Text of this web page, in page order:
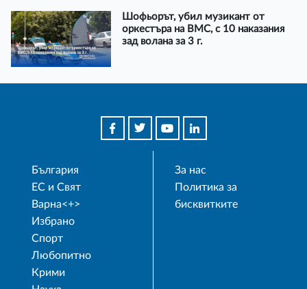
Шофьорът, убил музикант от
оркестъра на ВМС, с 10 наказания
зад волана за 3 г.
България
ЕС и Свят
Варна<+>
Избрано
Спорт
Любопитно
Крими
За нас
Политика за
бисквитките